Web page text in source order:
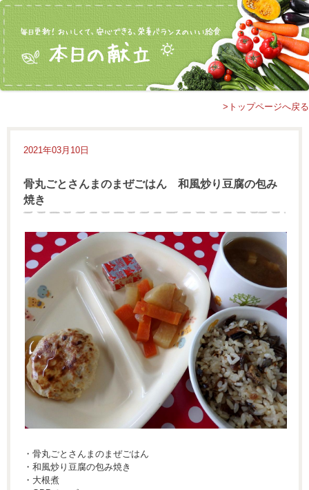
>トップページへ戻る
2021年03月10日
骨丸ごとさんまのまぜごはん 和風炒り豆腐の包み
焼き
・骨丸ごとさんまのまぜごはん
・和風炒り豆腐の包み焼き
・大根煮